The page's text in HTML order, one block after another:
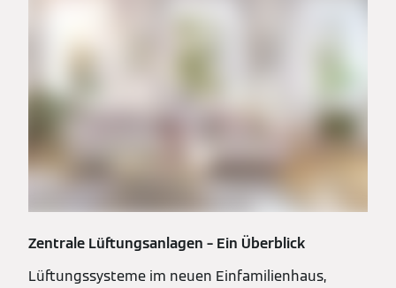
Zentrale Lüftungsanlagen – Ein Überblick
Lüftungssysteme im neuen Einfamilienhaus,